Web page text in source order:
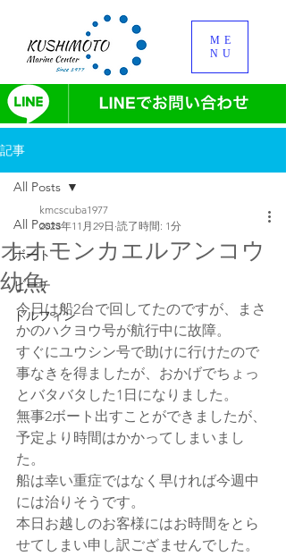
ME
NU
記事
All Posts
ボート
ビーチ
ドルフィン
All Posts
オオモンカエルアンコウ
幼魚
kmcscuba1977
2023年11月29日 読了時間: 1分
今日は船2台で回してたのですが、まさ
かのハクヨウ号が航行中に故障。
すぐにユウシン号で助けに行けたので
事なきを得ましたが、おかげでちょっ
とバタバタした1日になりました。
無事2ボート出すことができましたが、
予定より時間はかかってしまいまし
た。
船は幸い重症ではなく早ければ今週中
には治りそうです。
本日お越しのお客様にはお時間をとら
せてしまい申し訳ござませんでした。